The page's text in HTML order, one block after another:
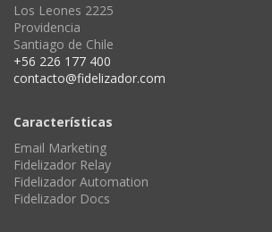
Los Leones 2225
Providencia
Santiago de Chile
+56 226 177 400
contacto@fidelizador.com
Características
Email Marketing
Fidelizador Relay
Fidelizador Automation
Fidelizador Docs